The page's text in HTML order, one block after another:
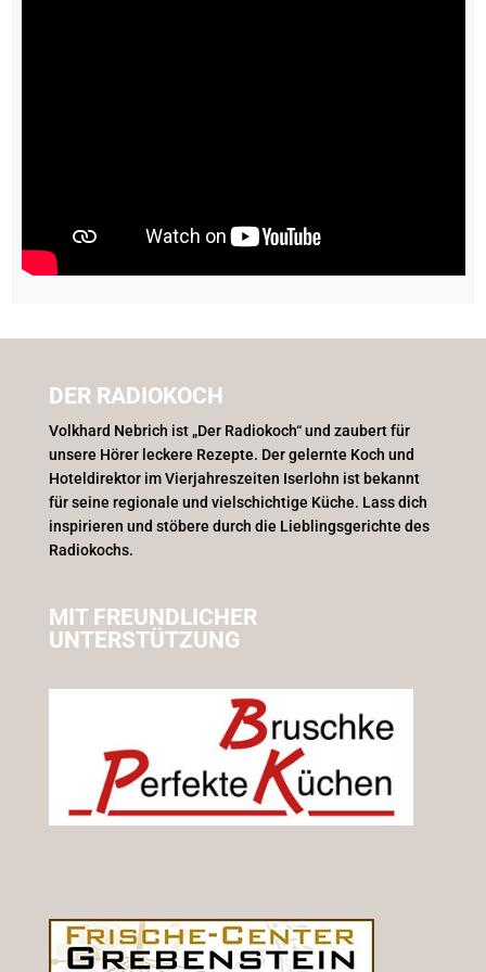
DER RADIOKOCH
Volkhard Nebrich ist „Der Radiokoch“ und zaubert für
unsere Hörer leckere Rezepte. Der gelernte Koch und
Hoteldirektor im Vierjahreszeiten Iserlohn ist bekannt
für seine regionale und vielschichtige Küche. Lass dich
inspirieren und stöbere durch die Lieblingsgerichte des
Radiokochs.
MIT FREUNDLICHER
UNTERSTÜTZUNG